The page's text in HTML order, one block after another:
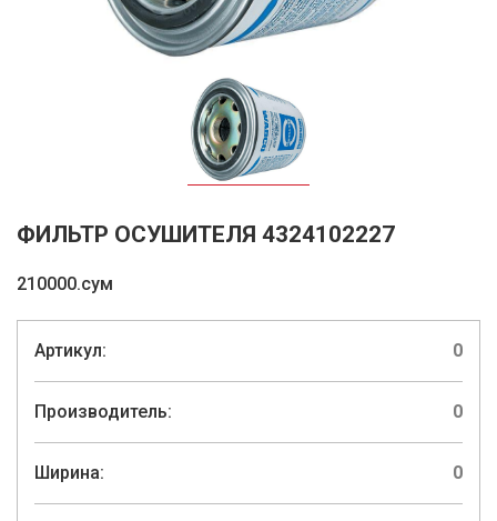
ФИЛЬТР ОСУШИТЕЛЯ 4324102227
210000.сум
Артикул: 0
Производитель: 0
Ширина: 0